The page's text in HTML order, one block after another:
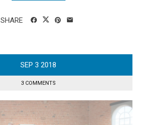
SHARE
SEP 3 2018
3 COMMENTS